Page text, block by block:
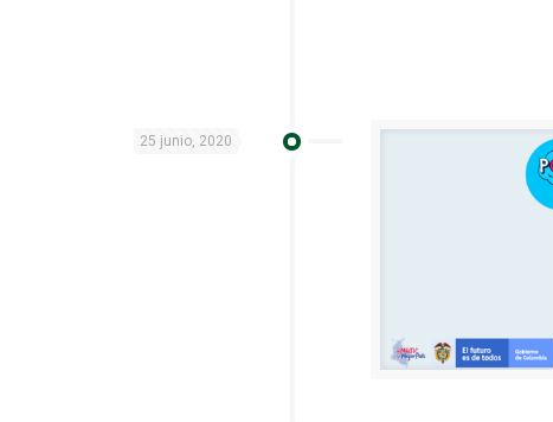
25 junio, 2020